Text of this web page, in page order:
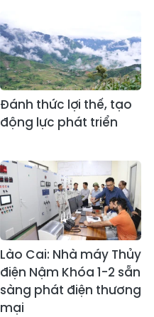
Đánh thức lợi thế, tạo
động lực phát triển
Lào Cai: Nhà máy Thủy
điện Nậm Khóa 1-2 sẵn
sàng phát điện thương
mại